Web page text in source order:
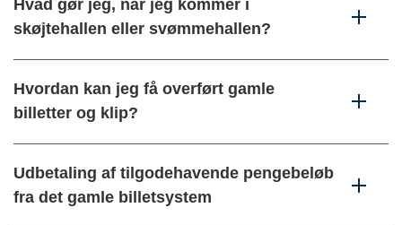
Hvad gør jeg, når jeg kommer i
skøjtehallen eller svømmehallen?
Hvordan kan jeg få overført gamle
billetter og klip?
Udbetaling af tilgodehavende pengebeløb
fra det gamle billetsystem